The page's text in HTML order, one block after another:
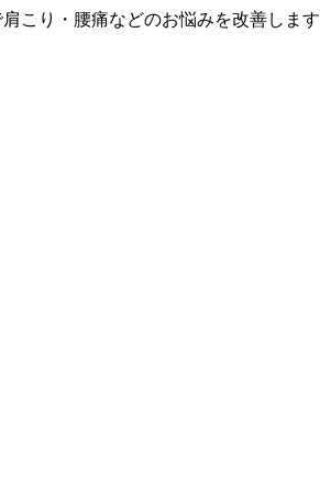
こり・腰痛などのお悩みを改善します